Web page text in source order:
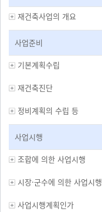
재건축사업의 개요
사업준비
기본계획수립
재건축진단
정비계획의 수립 등
사업시행
조합에 의한 사업시행
시장·군수에 의한 사업시행
사업시행계획인가